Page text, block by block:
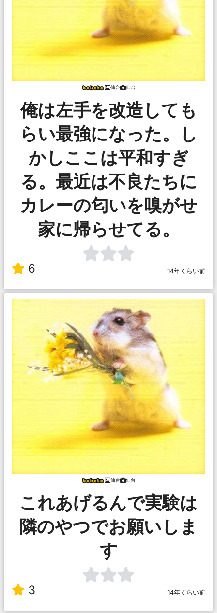
仙台 仙台
俺は左手を改造しても
らい最強になった。し
かしここは平和すぎ
る。最近は不良たちに
カレーの匂いを嗅がせ
家に帰らせてる。
6 14年くらい前
仙台 仙台
これあげるんで実験は
隣のやつでお願いしま
す
3 14年くらい前